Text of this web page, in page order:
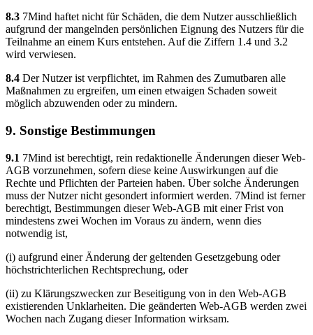
8.3 7Mind haftet nicht für Schäden, die dem Nutzer ausschließlich
aufgrund der mangelnden persönlichen Eignung des Nutzers für die
Teilnahme an einem Kurs entstehen. Auf die Ziffern 1.4 und 3.2
wird verwiesen.
8.4 Der Nutzer ist verpflichtet, im Rahmen des Zumutbaren alle
Maßnahmen zu ergreifen, um einen etwaigen Schaden soweit
möglich abzuwenden oder zu mindern.
9. Sonstige Bestimmungen
9.1 7Mind ist berechtigt, rein redaktionelle Änderungen dieser Web-
AGB vorzunehmen, sofern diese keine Auswirkungen auf die
Rechte und Pflichten der Parteien haben. Über solche Änderungen
muss der Nutzer nicht gesondert informiert werden. 7Mind ist ferner
berechtigt, Bestimmungen dieser Web-AGB mit einer Frist von
mindestens zwei Wochen im Voraus zu ändern, wenn dies
notwendig ist,
(i) aufgrund einer Änderung der geltenden Gesetzgebung oder
höchstrichterlichen Rechtsprechung, oder
(ii) zu Klärungszwecken zur Beseitigung von in den Web-AGB
existierenden Unklarheiten. Die geänderten Web-AGB werden zwei
Wochen nach Zugang dieser Information wirksam.